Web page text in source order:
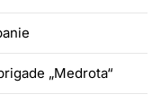
„Medrota“